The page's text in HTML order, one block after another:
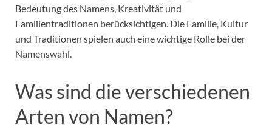
Bedeutung des Namens, Kreativität und
Familientraditionen berücksichtigen. Die Familie, Kultur
und Traditionen spielen auch eine wichtige Rolle bei der
Namenswahl.
Was sind die verschiedenen
Arten von Namen?